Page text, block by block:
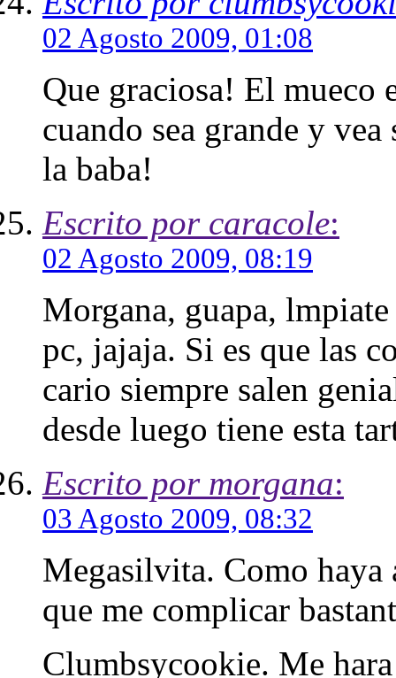
02 Agosto 2009, 01:08
Que graciosa! El
cuando sea grande y
la baba!
Escrito por caracole:
02 Agosto 2009, 08:19
Morgana, guapa,
pc, jajaja. Si es que las
cario siempre salen
desde luego tiene esta
Escrito por morgana:
03 Agosto 2009, 08:32
Megasilvita. Como haya
que me complicar
Clumbsycookie. Me